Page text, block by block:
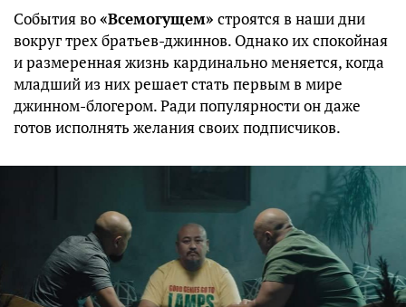
События во«Всемогущем» строятся в наши дни
вокруг трех братьев-джиннов. Однако их спокойная
и размеренная жизнь кардинально меняется, когда
младший из них решает стать первым в мире
джинном-блогером. Ради популярности он даже
готов исполнять желания своих подписчиков.